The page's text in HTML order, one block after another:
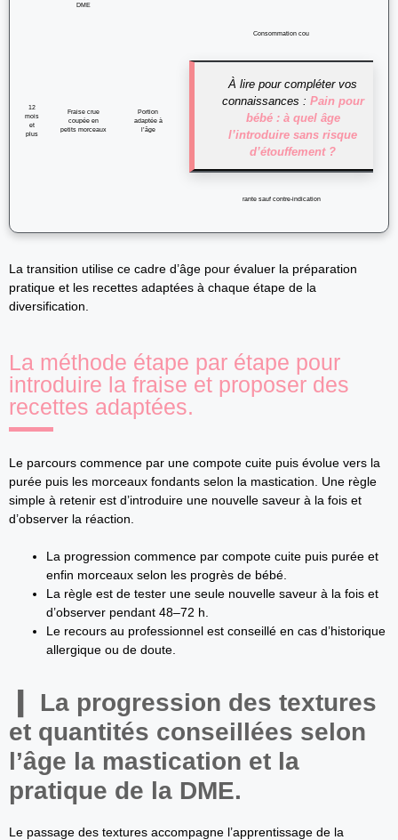
DME
12
mois
et
plus
Fraise crue
coupée en
petits morceaux
Portion
adaptée à
l’âge
Consommation cou
À lire pour compléter vos
connaissances : Pain pour
bébé : à quel âge
l’introduire sans risque
d’étouffement ?
rante sauf contre‑indication
La transition utilise ce cadre d’âge pour évaluer la préparation
pratique et les recettes adaptées à chaque étape de la
diversification.
La méthode étape par étape pour
introduire la fraise et proposer des
recettes adaptées.
Le parcours commence par une compote cuite puis évolue vers la
purée puis les morceaux fondants selon la mastication. Une règle
simple à retenir est d’introduire une nouvelle saveur à la fois et
d’observer la réaction.
La progression commence par compote cuite puis purée et
enfin morceaux selon les progrès de bébé.
La règle est de tester une seule nouvelle saveur à la fois et
d’observer pendant 48–72 h.
Le recours au professionnel est conseillé en cas d’historique
allergique ou de doute.
La progression des textures
et quantités conseillées selon
l’âge la mastication et la
pratique de la DME.
Le passage des textures accompagne l’apprentissage de la